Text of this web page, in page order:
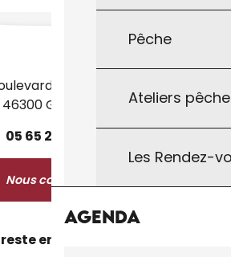
Pêche
Ateliers
Les Rendez-
Agenda
des Martyrs
46300 Gourdon
05 65 27
Nous contacter
en contact ?